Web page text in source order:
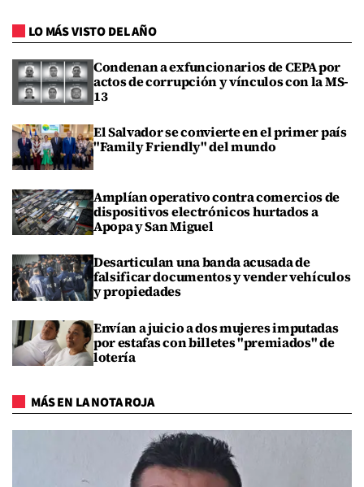
LO MÁS VISTO DEL AÑO
Condenan a exfuncionarios de CEPA por
actos de corrupción y vínculos con la MS-
13
El Salvador se convierte en el primer país
"Family Friendly" del mundo
Amplían operativo contra comercios de
dispositivos electrónicos hurtados a
Apopa y San Miguel
Desarticulan una banda acusada de
falsificar documentos y vender vehículos
y propiedades
Envían a juicio a dos mujeres imputadas
por estafas con billetes "premiados" de
lotería
MÁS EN LA NOTA ROJA